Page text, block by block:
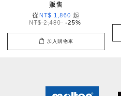
販售
從 NT$ 1,860 起
NT$ 2,480 -25%
加入購物車